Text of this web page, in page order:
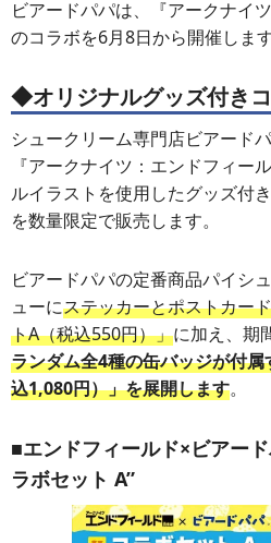
ビアードパパは、『アークナイ
のコラボを6月8日から開催します
◆オリジナルグッズ付き
シュークリーム専門店ビアード
『アークナイツ：エンドフィー
ルイラストを使用したグッズ付
を数量限定で販売します。
ビアードパパの定番商品パイシ
ューにステッカーとポストカー
トA（税込550円）」に加え、期
ランダム全4種の缶バッジが付
込1,080円）」を展開します。
■エンドフィールド×ビアー
ラボセット A”